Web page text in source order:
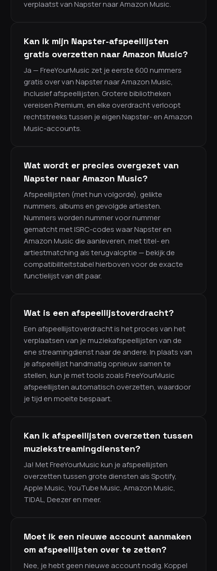
verplaatst van Napster naar Amazon Music.
Kan ik mijn Napster-afspeellijsten
gratis overzetten naar Amazon Music?
Ja — FreeYourMusic zet je eerste 600 nummers
gratis over van Napster naar Amazon Music,
inclusief afspeellijsten. Grotere bibliotheken
vereisen Premium, en elke overdracht verloopt
rechtstreeks tussen je eigen Napster- en Amazon
Music-accounts.
Wat wordt er precies overgezet van
Napster naar Amazon Music?
Afspeellijsten (met hun volgorde), gelikte
nummers, albums en gevolgde artiesten.
Nummers worden nummer voor nummer
gematcht met ISRC-codes waar Napster en
Amazon Music die aanleveren, met titel- en
artiestmatching als terugvaloptie — bekijk de
compatibiliteitstabel hierboven voor de exacte
functielijst van dit paar.
Wat is een afspeellijstoverdracht?
Een afspeellijstoverdracht is het proces van het
verplaatsen van je muziekafspeellijsten van de
ene streamingdienst naar de andere. In plaats van
je afspeellijst handmatig opnieuw samen te
stellen, kun je met tools zoals FreeYourMusic
afspeellijsten automatisch overzetten, waardoor
je tijd en moeite bespaart.
Kan ik afspeellijsten overzetten tussen
muziekstreamingdiensten?
Ja! Met FreeYourMusic kun je afspeellijsten
overzetten tussen grote diensten als Spotify,
Apple Music, YouTube Music, Amazon Music,
TIDAL, Deezer en meer.
Moet ik een nieuwe account aanmaken
om afspeellijsten over te zetten?
Nee, je hebt geen nieuwe account nodig. Koppel